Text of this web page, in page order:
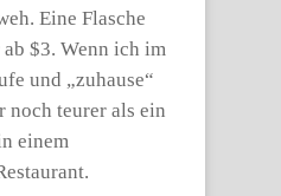
Eine Flasche
ab $3. Wenn ich im
und „zuhause“
noch teurer als ein
einem